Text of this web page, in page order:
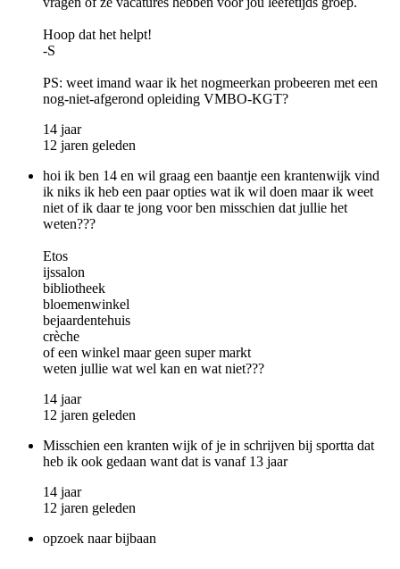
Hoop dat het helpt!
-S
PS: weet imand waar ik het nogmeerkan probeeren met een
nog-niet-afgerond opleiding VMBO-KGT?
14 jaar
12 jaren geleden
hoi ik ben 14 en wil graag een baantje een krantenwijk vind
ik niks ik heb een paar opties wat ik wil doen maar ik weet
niet of ik daar te jong voor ben misschien dat jullie het
weten???
Etos
ijssalon
bibliotheek
bloemenwinkel
bejaardentehuis
crèche
of een winkel maar geen super markt
weten jullie wat wel kan en wat niet???
14 jaar
12 jaren geleden
Misschien een kranten wijk of je in schrijven bij sportta dat
heb ik ook gedaan want dat is vanaf 13 jaar
14 jaar
12 jaren geleden
opzoek naar bijbaan